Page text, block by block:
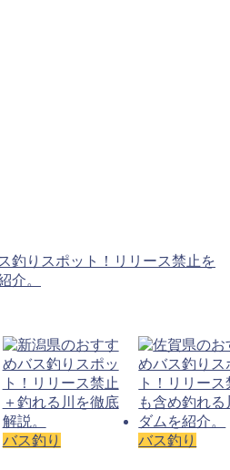
釣りスポット！リリース禁止を
介。
バス釣り バス釣り